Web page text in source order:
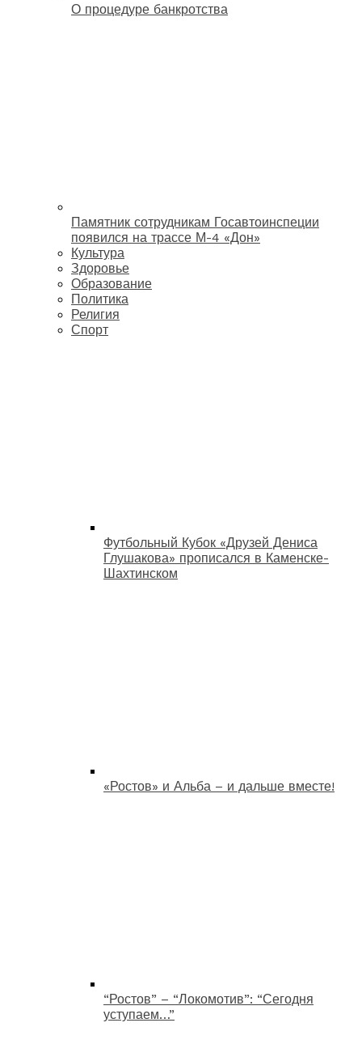
О процедуре банкротства
Памятник сотрудникам Госавтоинспеции
появился на трассе М-4 «Дон»
Культура
Здоровье
Образование
Политика
Религия
Спорт
Футбольный Кубок «Друзей Дениса
Глушакова» прописался в Каменске-
Шахтинском
«Ростов» и Альба – и дальше вместе!
“Ростов” – “Локомотив”: “Сегодня
уступаем…”